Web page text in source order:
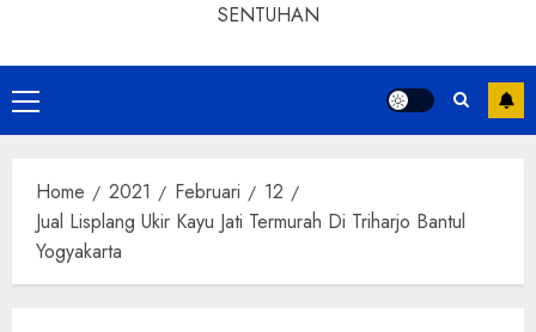
SENTUHAN
Home 2021 Februari
12
Jual Lisplang Ukir Kayu Jati Termurah Di Triharjo Bantul
Yogyakarta